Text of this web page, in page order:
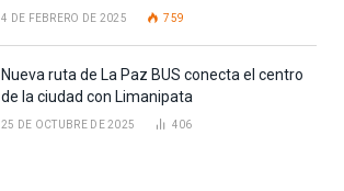
4 DE FEBRERO DE 2025 759
Nueva ruta de La Paz BUS conecta el centro
de la ciudad con Limanipata
25 DE OCTUBRE DE 2025 406